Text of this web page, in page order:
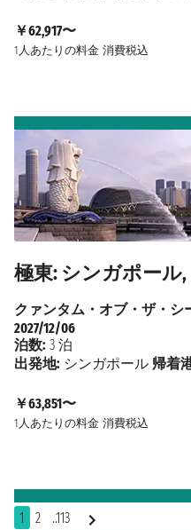
￥62,917〜
1人あたりの料金 消費税込
極東: シンガポール
￥63,851〜
1人あたりの料金 消費税込
クァンタム・オブ・ザ・シ
2027/12/06
泊数: 3 泊
出発地: シンガポール 帰着
1 2 ..113